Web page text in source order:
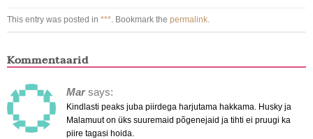
This entry was posted in ***. Bookmark the permalink.
Kommentaarid
Mar says:
Kindlasti peaks juba piirdega harjutama hakkama. Husky ja
Malamuut on üks suuremaid põgenejaid ja tihti ei pruugi ka
piire tagasi hoida.